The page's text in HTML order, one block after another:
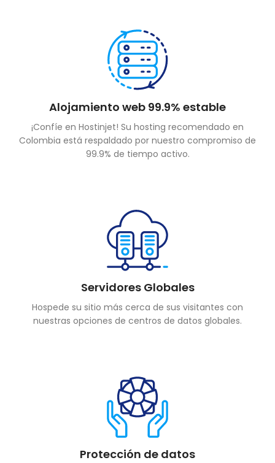
Alojamiento web 99.9% estable
¡Confíe en Hostinjet! Su hosting recomendado en
Colombia está respaldado por nuestro compromiso de
99.9% de tiempo activo.
Servidores Globales
Hospede su sitio más cerca de sus visitantes con
nuestras opciones de centros de datos globales.
Protección de datos